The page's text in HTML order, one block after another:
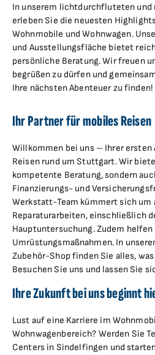
In unserem lichtdurchfluteten und
erleben Sie die neuesten
Wohnmobile und Wohnwagen.
und Ausstellungsfläche bietet
persönliche Beratung. Wir freuen
begrüßen zu dürfen und
Ihre nächsten Abenteuer zu finden!
Ihr Partner für mobiles Reisen
Willkommen bei uns – Ihrer ersten
Reisen rund um Stuttgart. Wir
kompetente Beratung, sondern
Finanzierungs- und
Werkstatt-Team kümmert sich um
Reparaturarbeiten, einschließlich
Hauptuntersuchung. Zudem
Umrüstungsmaßnahmen. In
Zubehör-Shop finden Sie alles,
Besuchen Sie uns und lassen Sie
Ihre Zukunft bei uns beginnt
Lust auf eine Karriere im
Wohnwagenbereich? Werden Sie
Centers in Sindelfingen und